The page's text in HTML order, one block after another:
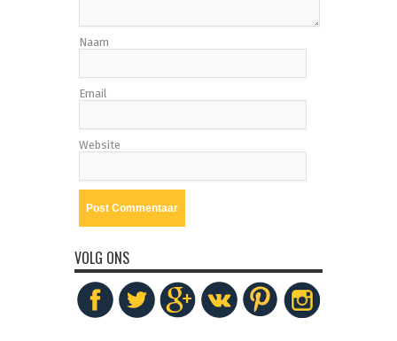
Naam
Email
Website
VOLG ONS